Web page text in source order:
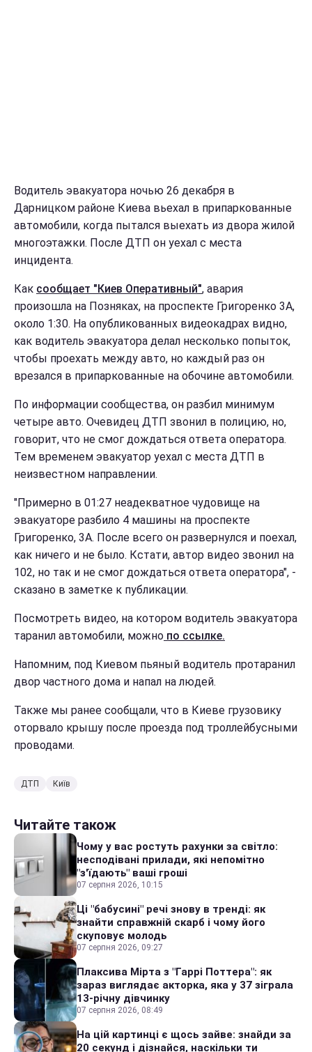
Водитель эвакуатора ночью 26 декабря в
Дарницком районе Киева вьехал в припаркованные
автомобили, когда пытался выехать из двора жилой
многоэтажки. После ДТП он уехал с места
инцидента.
Как сообщает "Киев Оперативный", авария
произошла на Позняках, на проспекте Григоренко 3А,
около 1:30. На опубликованных видеокадрах видно,
как водитель эвакуатора делал несколько попыток,
чтобы проехать между авто, но каждый раз он
врезался в припаркованные на обочине автомобили.
По информации сообщества, он разбил минимум
четыре авто. Очевидец ДТП звонил в полицию, но,
говорит, что не смог дождаться ответа оператора.
Тем временем эвакуатор уехал с места ДТП в
неизвестном направлении.
"Примерно в 01:27 неадекватное чудовище на
эвакуаторе разбило 4 машины на проспекте
Григоренко, 3А. После всего он развернулся и поехал,
как ничего и не было. Кстати, автор видео звонил на
102, но так и не смог дождаться ответа оператора", -
сказано в заметке к публикации.
Посмотреть видео, на котором водитель эвакуатора
таранил автомобили, можно по ссылке.
Напомним, под Киевом пьяный водитель протаранил
двор частного дома и напал на людей.
Также мы ранее сообщали, что в Киеве грузовику
оторвало крышу после проезда под троллейбусными
проводами.
ДТП Київ
Читайте також
Чому у вас ростуть рахунки за світло:
несподівані прилади, які непомітно
"з'їдають" ваші гроші
07 серпня 2026, 10:15
Ці "бабусині" речі знову в тренді: як
знайти справжній скарб і чому його
скуповує молодь
07 серпня 2026, 09:27
Плаксива Мірта з "Гаррі Поттера": як
зараз виглядає акторка, яка у 37 зіграла
13-річну дівчинку
07 серпня 2026, 08:49
На цій картинці є щось зайве: знайди за
20 секунд і дізнайся, наскільки ти